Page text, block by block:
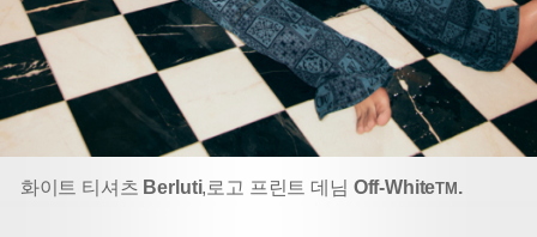
화이트 티셔츠 Berluti,로고 프린트 데님 Off-WhiteTM .